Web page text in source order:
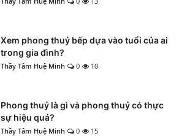
Xem phong thuỷ bếp dựa vào tuổi của ai
trong gia đình?
Thầy Tâm Huệ Minh 0 10
Phong thuỷ là gì và phong thuỷ có thực
sự hiệu quả?
Thầy Tâm Huệ Minh 0 15